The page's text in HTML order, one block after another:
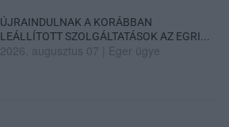
ÚJRAINDULNAK A KORÁBBAN
LEÁLLÍTOTT SZOLGÁLTATÁSOK AZ EGRI...
2026. augusztus 07 Eger ügye